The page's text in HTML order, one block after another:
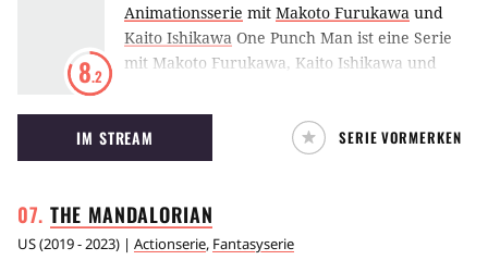
8.2
Animationsserie mit Makoto Furukawa und
Kaito Ishikawa One Punch Man ist eine Serie
mit Makoto Furukawa, Kaito Ishikawa und
ausgestrahlt wurde.
IM STREAM SERIE VORMERKEN
THE MANDALORIAN
US(2019 - 2023) | Actionserie, Fantasyserie